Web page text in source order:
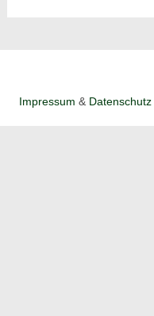
Impressum & Datenschutz